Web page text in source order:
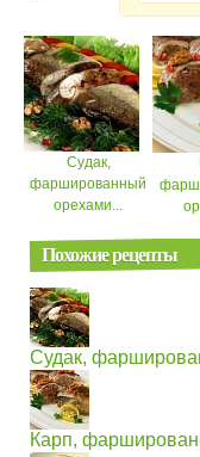
Судак,
фаршированный
орехами...
Похожие рецепты
Судак,
Карп,